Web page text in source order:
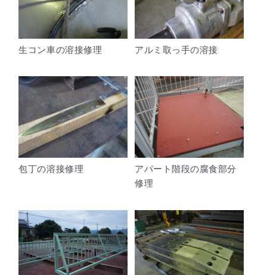
生コン車の溶接修理 アルミ取っ手の溶接
包丁の溶接修理
アパート階段の腐食部分
修理